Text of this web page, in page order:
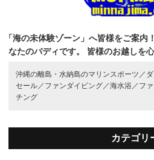
「海の未体験ゾーン」へ皆様をご案内！
なたのバディです。
皆様のお越しを
沖縄の離島・水納島のマリンスポーツ／
セール／ ファンダイビング／海水浴／ フ
チング
カテゴリ